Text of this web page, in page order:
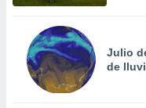
Julio
de